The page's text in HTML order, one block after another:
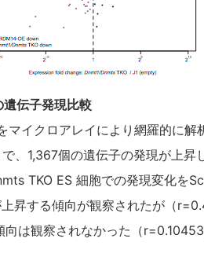
伝子発現比較
イクロアレイにより網羅的に
、1,367個の遺伝子の発現が上昇
TKO ES 細胞での発現変化を
昇する傾向が観察されたが（
は観察されなかった（r=0.10453